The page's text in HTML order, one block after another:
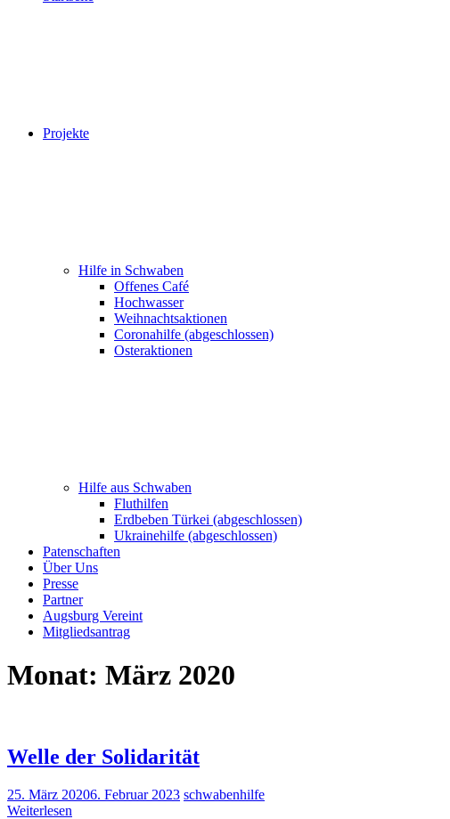
Projekte
Hilfe in Schwaben
Offenes Café
Hochwasser
Weihnachtsaktionen
Coronahilfe (abgeschlossen)
Osteraktionen
Hilfe aus Schwaben
Fluthilfen
Erdbeben Türkei (abgeschlossen)
Ukrainehilfe (abgeschlossen)
Patenschaften
Über Uns
Presse
Partner
Augsburg Vereint
Mitgliedsantrag
Monat: März 2020
Welle der Solidarität
25. März 20206. Februar 2023 schwabenhilfe
Weiterlesen